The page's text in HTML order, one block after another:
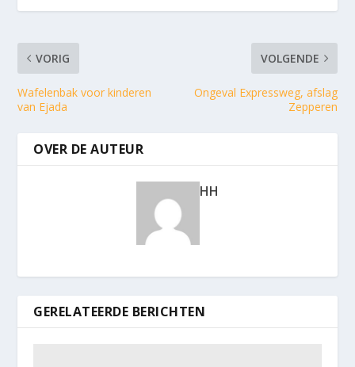
VORIG
Wafelenbak voor kinderen
van Ejada
VOLGENDE
Ongeval Expressweg, afslag
Zepperen
OVER DE AUTEUR
HH
GERELATEERDE BERICHTEN